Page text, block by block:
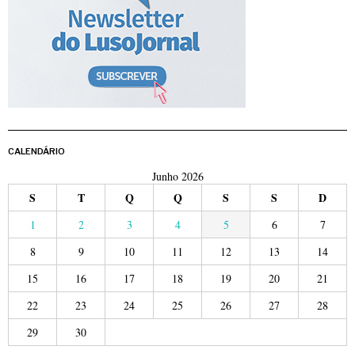
CALENDÁRIO
Junho 2026
S T Q Q S S D
1 2 3 4 5 6
7
8
9 10 11 12 13
14
15
16 17 18 19 20
21
22
23 24 25 26 27
28
29
30